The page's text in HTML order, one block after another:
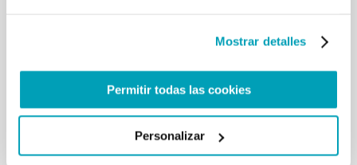
Mostrar detalles
Permitir todas las cookies
Personalizar